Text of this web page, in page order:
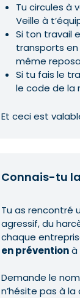
Tu circules à
Veille à
Si ton travail
transports en
même
Si tu fais le
le code de la
Et ceci est
Connais-tu
Tu as rencontré
agressif, du
chaque
en préventionà
Demande le
n’hésite pas à